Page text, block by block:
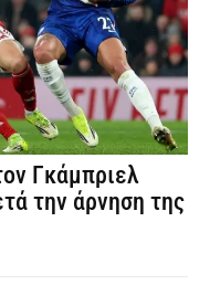
Γκάμπριελ
την άρνηση της